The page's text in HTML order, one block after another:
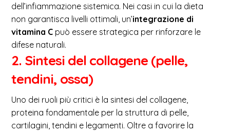
dell’infiammazione sistemica. Nei casi in cui la dieta
non garantisca livelli ottimali, un’integrazione di
vitamina C può essere strategica per rinforzare le
difese naturali.
2. Sintesi del collagene (pelle,
tendini, ossa)
Uno dei ruoli più critici è la sintesi del collagene,
proteina fondamentale per la struttura di pelle,
cartilagini, tendini e legamenti. Oltre a favorire la